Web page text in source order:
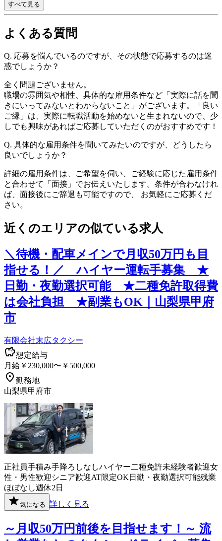
すべて見る
よくある質問
Q. 応募を悩んでいるのですが、その状態で応募するのは迷
惑でしょうか？
全く問題ございません。
職場の雰囲気や相性、具体的な雇用条件など「実際に話を聞
きにいってみないとわからないこと」がございます。「良い
ご縁」は、実際に転職活動を始めないと生まれないので、少
しでも興味があればご応募していただくのがおすすめです！
Q. 具体的な雇用条件を聞いてみたいのですが、どうしたら
良いでしょうか？
詳細の雇用条件は、ご希望を伺い、ご経験に応じた雇用条件
と合わせて「面接」でお伝えいたします。条件が合わなけれ
ば、面接後にご辞退も可能ですので、 お気軽にご応募くだ
さい。
近くのエリアの似ている求人
＼待機・配車メインで月収50万円も目
指せる！／ ハイヤー運転手募集 ★
日勤・夜勤選択可能 ★二種免許取得費
は会社負担 ★副業もOK｜山梨県甲府
市
有限会社末広タクシー
想定給与
月給￥230,000〜￥500,000
勤務地
山梨県甲府市
正社員手積み手降ろしなしハイヤー二種免許未経験者歓迎女
性・男性歓迎 シニア歓迎AT限定OK 日勤・夜勤選択可能残業
ほぼなし週休2日
気になる 詳しく見る
～月収50万円前後を目指せます！～ 流